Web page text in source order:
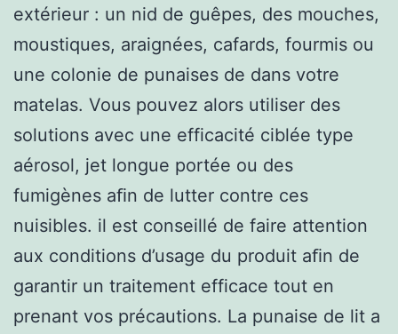
extérieur : un nid de guêpes, des mouches,
moustiques, araignées, cafards, fourmis ou
une colonie de punaises de dans votre
matelas. Vous pouvez alors utiliser des
solutions avec une efficacité ciblée type
aérosol, jet longue portée ou des
fumigènes aﬁn de lutter contre ces
nuisibles. il est conseillé de faire attention
aux conditions d’usage du produit aﬁn de
garantir un traitement efficace tout en
prenant vos précautions. La punaise de lit a